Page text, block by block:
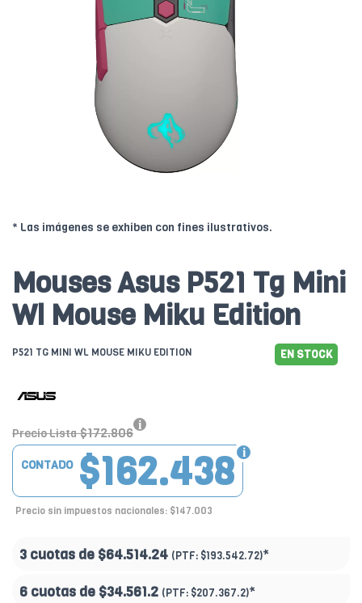
* Las imágenes se exhiben con fines ilustrativos.
Mouses Asus P521 Tg Mini
Wl Mouse Miku Edition
P521 TG MINI WL MOUSE MIKU EDITION EN STOCK
Precio Lista $172.806
$162.438
CONTADO
Precio sin impuestos nacionales: $147.003
3 cuotas de $64.514.24 (PTF: $193.542.72)*
6 cuotas de $34.561.2 (PTF: $207.367.2)*